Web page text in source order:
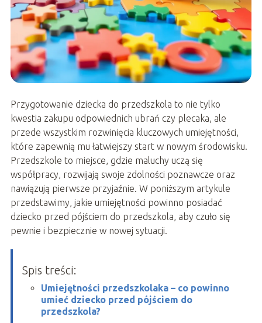
Przygotowanie dziecka do przedszkola to nie tylko
kwestia zakupu odpowiednich ubrań czy plecaka, ale
przede wszystkim rozwinięcia kluczowych umiejętności,
które zapewnią mu łatwiejszy start w nowym środowisku.
Przedszkole to miejsce, gdzie maluchy uczą się
współpracy, rozwijają swoje zdolności poznawcze oraz
nawiązują pierwsze przyjaźnie. W poniższym artykule
przedstawimy, jakie umiejętności powinno posiadać
dziecko przed pójściem do przedszkola, aby czuło się
pewnie i bezpiecznie w nowej sytuacji.
Spis treści:
Umiejętności przedszkolaka – co powinno
umieć dziecko przed pójściem do
przedszkola?